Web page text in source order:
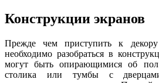
Конструкции экранов
Прежде чем приступить к
необходимо разобраться в
могут быть опирающимися об
столика или тумбы с